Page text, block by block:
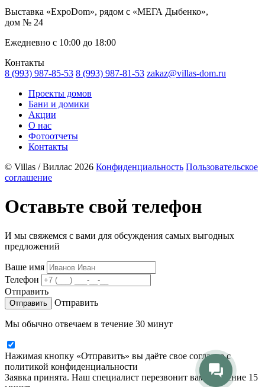
Выставка «ExpoDom», рядом с «МЕГА Дыбенко»,
дом № 24
Ежедневно с 10:00 до 18:00
Контакты
8 (993) 987-85-53 8 (993) 987-81-53 zakaz@villas-dom.ru
Проекты домов
Бани и домики
Акции
О нас
Фотоотчеты
Контакты
© Villas / Виллас 2026 Конфиденциальность Пользовательское
соглашение
Оставьте свой телефон
И мы свяжемся с вами для обсуждения самых выгодных
предложений
Ваше имя
Телефон
Отправить
Отправить
Мы обычно отвечаем в течение 30 минут
Нажимая кнопку «Отправить» вы даёте свое согласие с
политикой конфиденциальности
Заявка принята. Наш специалист перезвонит вам в течение 15